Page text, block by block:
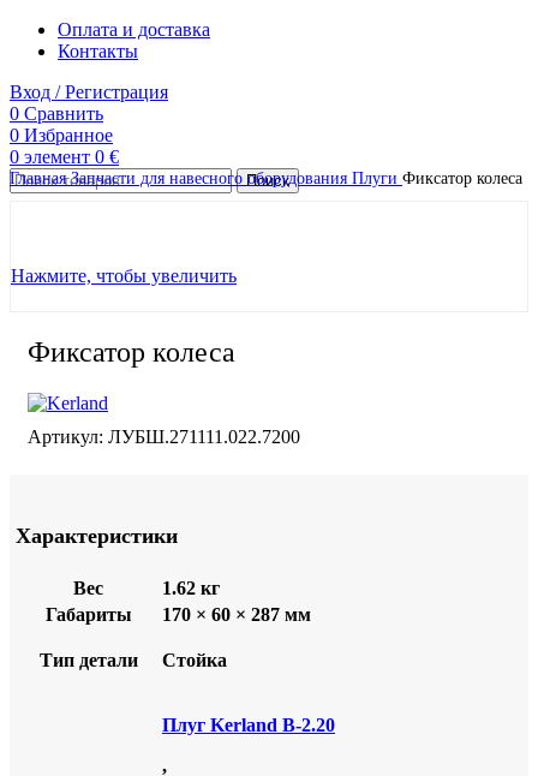
Оплата и доставка
Контакты
Вход / Регистрация
0 Сравнить
0 Избранное
0 элемент 0 €
Поиск
ГлавнаяЗапчасти для навесного оборудования Плуги Фиксатор колеса
Нажмите, чтобы увеличить
Фиксатор колеса
Артикул: ЛУБШ.271111.022.7200
Характеристики
Вес
1.62 кг
Габариты
170 × 60 × 287 мм
Тип детали Стойка
Плуг Kerland B-2.20
,